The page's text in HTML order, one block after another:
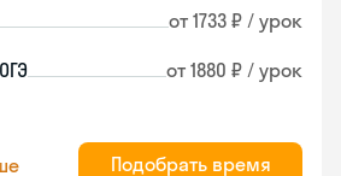
от 1733 ₽ / урок
от 1880 ₽ / урок
Подобрать время